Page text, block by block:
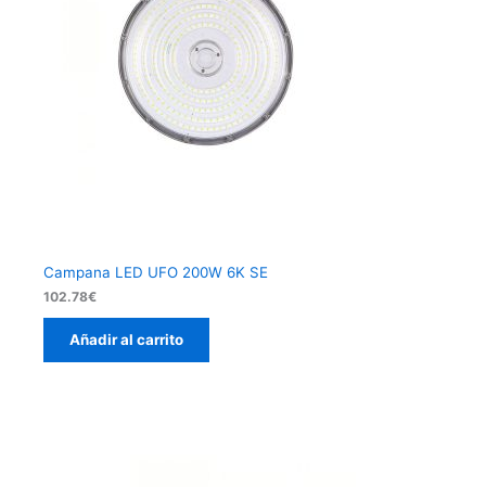
Campana LED UFO 200W 6K SE
102.78€
Añadir al carrito